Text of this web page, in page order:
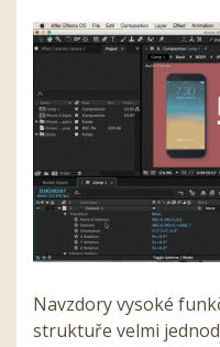
Navzdory vysoké
struktuře velmi